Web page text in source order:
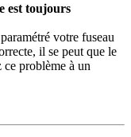
est toujours
votre fuseau
il se peut que le
ce problème à un